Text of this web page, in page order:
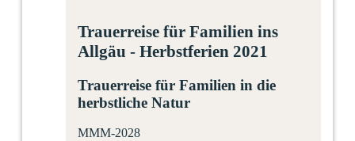
Trauerreise für Familien ins
Allgäu - Herbstferien 2021
Trauerreise für Familien in die
herbstliche Natur
MMM-2028